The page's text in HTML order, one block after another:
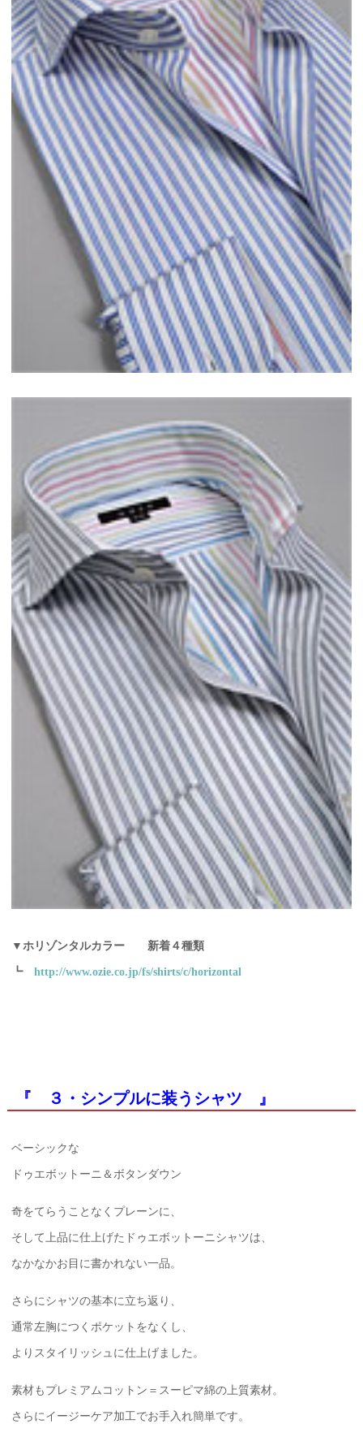
▼ホリゾンタルカラー 新着４種類
┗ http://www.ozie.co.jp/fs/shirts/c/horizontal
『 ３・シンプルに装うシャツ 』
ベーシックな
ドゥエボットーニ＆ボタンダウン
奇をてらうことなくプレーンに、
そして上品に仕上げたドゥエボットーニシャツは、
なかなかお目に書かれない一品。
さらにシャツの基本に立ち返り、
通常左胸につくポケットをなくし、
よりスタイリッシュに仕上げました。
素材もプレミアムコットン＝スーピマ綿の上質素材。
さらにイージーケア加工でお手入れ簡単です。